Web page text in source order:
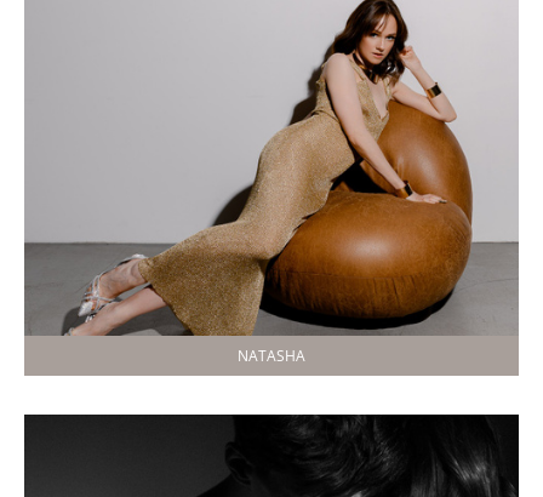
NATASHA